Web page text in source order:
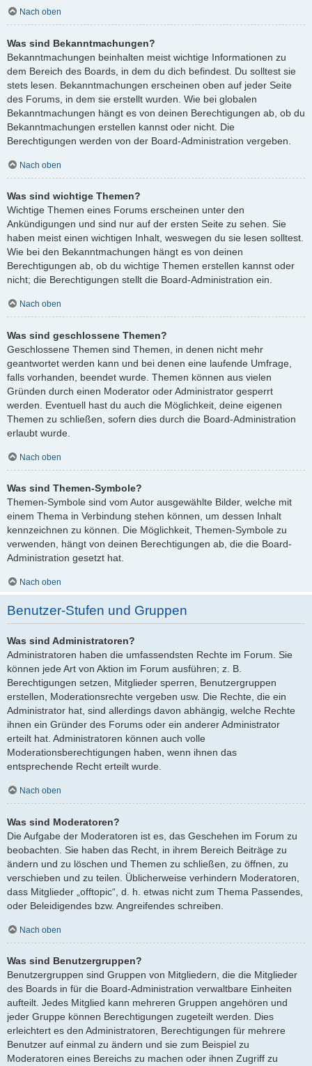
Nach oben
Was sind Bekanntmachungen?
Bekanntmachungen beinhalten meist wichtige Informationen zu
dem Bereich des Boards, in dem du dich befindest. Du solltest sie
stets lesen. Bekanntmachungen erscheinen oben auf jeder Seite
des Forums, in dem sie erstellt wurden. Wie bei globalen
Bekanntmachungen hängt es von deinen Berechtigungen ab, ob du
Bekanntmachungen erstellen kannst oder nicht. Die
Berechtigungen werden von der Board-Administration vergeben.
Nach oben
Was sind wichtige Themen?
Wichtige Themen eines Forums erscheinen unter den
Ankündigungen und sind nur auf der ersten Seite zu sehen. Sie
haben meist einen wichtigen Inhalt, weswegen du sie lesen solltest.
Wie bei den Bekanntmachungen hängt es von deinen
Berechtigungen ab, ob du wichtige Themen erstellen kannst oder
nicht; die Berechtigungen stellt die Board-Administration ein.
Nach oben
Was sind geschlossene Themen?
Geschlossene Themen sind Themen, in denen nicht mehr
geantwortet werden kann und bei denen eine laufende Umfrage,
falls vorhanden, beendet wurde. Themen können aus vielen
Gründen durch einen Moderator oder Administrator gesperrt
werden. Eventuell hast du auch die Möglichkeit, deine eigenen
Themen zu schließen, sofern dies durch die Board-Administration
erlaubt wurde.
Nach oben
Was sind Themen-Symbole?
Themen-Symbole sind vom Autor ausgewählte Bilder, welche mit
einem Thema in Verbindung stehen können, um dessen Inhalt
kennzeichnen zu können. Die Möglichkeit, Themen-Symbole zu
verwenden, hängt von deinen Berechtigungen ab, die die Board-
Administration gesetzt hat.
Nach oben
Benutzer-Stufen und Gruppen
Was sind Administratoren?
Administratoren haben die umfassendsten Rechte im Forum. Sie
können jede Art von Aktion im Forum ausführen; z. B.
Berechtigungen setzen, Mitglieder sperren, Benutzergruppen
erstellen, Moderationsrechte vergeben usw. Die Rechte, die ein
Administrator hat, sind allerdings davon abhängig, welche Rechte
ihnen ein Gründer des Forums oder ein anderer Administrator
erteilt hat. Administratoren können auch volle
Moderationsberechtigungen haben, wenn ihnen das
entsprechende Recht erteilt wurde.
Nach oben
Was sind Moderatoren?
Die Aufgabe der Moderatoren ist es, das Geschehen im Forum zu
beobachten. Sie haben das Recht, in ihrem Bereich Beiträge zu
ändern und zu löschen und Themen zu schließen, zu öffnen, zu
verschieben und zu teilen. Üblicherweise verhindern Moderatoren,
dass Mitglieder „offtopic“, d. h. etwas nicht zum Thema Passendes,
oder Beleidigendes bzw. Angreifendes schreiben.
Nach oben
Was sind Benutzergruppen?
Benutzergruppen sind Gruppen von Mitgliedern, die die Mitglieder
des Boards in für die Board-Administration verwaltbare Einheiten
aufteilt. Jedes Mitglied kann mehreren Gruppen angehören und
jeder Gruppe können Berechtigungen zugeteilt werden. Dies
erleichtert es den Administratoren, Berechtigungen für mehrere
Benutzer auf einmal zu ändern und sie zum Beispiel zu
Moderatoren eines Bereichs zu machen oder ihnen Zugriff zu